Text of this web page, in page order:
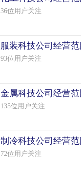
写（50个模板）
36位用户关注
服装科技公司经营
写（19个模板）
93位用户关注
金属科技公司经营
写（50个模板）
135位用户关注
制冷科技公司经营
写（42个模板）
72位用户关注